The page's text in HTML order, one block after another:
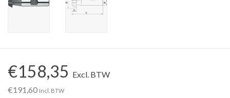
Varia |
Cadeaubonnen &
€158,35 Excl. BTW
€191,60 Incl. BTW